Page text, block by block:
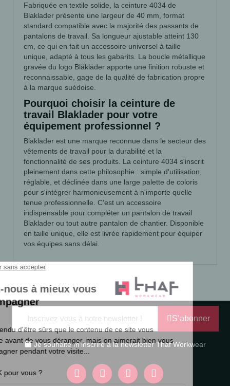
Fabriquée en textile solide, la ceinture 4034 de
Blaklader présente une largeur de 40 mm, format
standard compatible avec la majorité des passants de
pantalons de travail. Sa longueur ajustable atteint 130
cm, ce qui en fait un accessoire universel à taille
unique, adapté à tous les gabarits. La boucle métallique
gravée du logo Blåkläder apporte une finition robuste et
reconnaissable, gage de la qualité de fabrication propre
à la marque suédoise.
Pourquoi choisir la ceinture de
travail Blaklader pour votre
équipement professionnel ?
Blaklader est une marque reconnue dans le secteur des
vêtements de travail pour la durabilité et la
fonctionnalité de ses produits. La ceinture 4034 s'inscrit
pleinement dans cette philosophie : simple d'utilisation,
réglable, et déclinée dans une large palette de coloris
pour s'intégrer harmonieusement à n'importe quelle
tenue professionnelle. C'est un accessoire
indispensable pour compléter un pantalon de travail
Blaklader ou tout autre pantalon de chantier. Disponible
en taille unique, elle est livrée rapidement pour équiper
vos équipes sans délai.
S’abonner
Je souhaite m'inscrire à la newsletter Thaf Workwear